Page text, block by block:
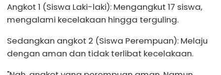
Angkot 1 (Siswa Laki-laki): Mengangkut 17 siswa,
mengalami kecelakaan hingga terguling.
Sedangkan angkot 2 (Siswa Perempuan): Melaju
dengan aman dan tidak terlibat kecelakaan.